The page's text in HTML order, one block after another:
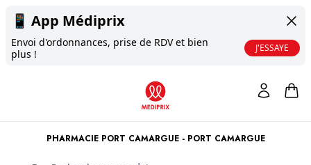
📱 App Médiprix
Envoi d'ordonnances, prise de RDV et bien
plus !
J'ESSAYE
PHARMACIE PORT CAMARGUE - PORT CAMARGUE